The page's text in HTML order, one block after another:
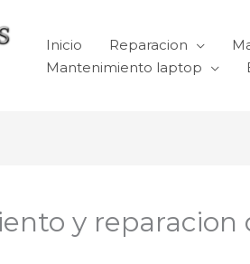
Inicio Reparacion
Mantenimiento laptop
y